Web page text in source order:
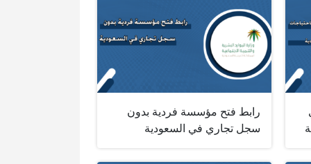
رابط فتح مؤسسة فردية بدون
سجل تجاري في السعودية